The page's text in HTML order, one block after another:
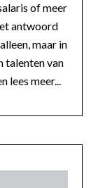
of meer
antwoord
maar in
talenten van
lees meer...